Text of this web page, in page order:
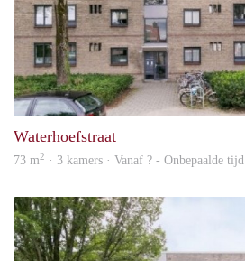
Waterhoefstraat
73 m2 · 3 kamers · Vanaf ? - Onbepaalde tijd